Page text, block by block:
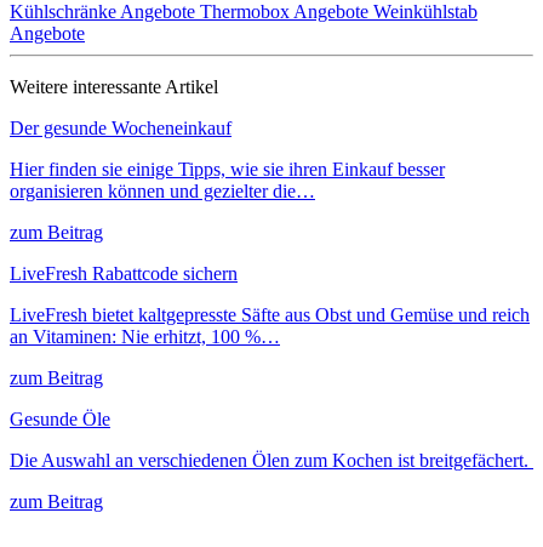
Kühlschränke Angebote Thermobox Angebote Weinkühlstab
Angebote
Weitere interessante Artikel
Der gesunde Wocheneinkauf
Hier finden sie einige Tipps, wie sie ihren Einkauf besser
organisieren können und gezielter die…
zum Beitrag
LiveFresh Rabattcode sichern
LiveFresh bietet kaltgepresste Säfte aus Obst und Gemüse und reich
an Vitaminen: Nie erhitzt, 100 %…
zum Beitrag
Gesunde Öle
Die Auswahl an verschiedenen Ölen zum Kochen ist breitgefächert.
zum Beitrag